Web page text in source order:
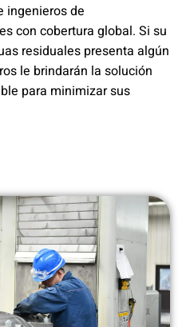
ingenieros de
con cobertura global. Si su
residuales presenta algún
le brindarán la solución
para minimizar sus